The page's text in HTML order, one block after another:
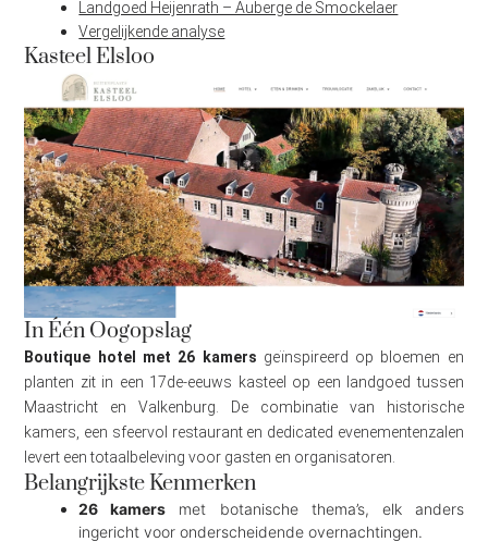
Landgoed Heijenrath – Auberge de Smockelaer
Vergelijkende analyse
Kasteel Elsloo
In Één Oogopslag
Boutique hotel met 26 kamers geïnspireerd op bloemen en
planten zit in een 17de-eeuws kasteel op een landgoed tussen
Maastricht en Valkenburg. De combinatie van historische
kamers, een sfeervol restaurant en dedicated evenementenzalen
levert een totaalbeleving voor gasten en organisatoren.
Belangrijkste Kenmerken
26 kamers met botanische thema’s, elk anders
ingericht voor onderscheidende overnachtingen.